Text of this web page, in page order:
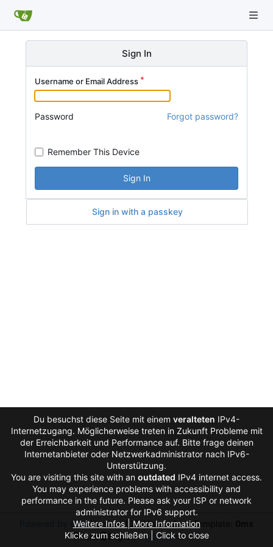
Sign In
Username or Email Address
Password Forgot password?
Remember This Device
Sign In
Sign in with a passkey
Powered by GiteaVersion: 1.27.0Page:2msTemplate:
Auto
English Licenses API
Du besuchst diese Seite mit einem veralteten IPv4-
Internetzugang. Möglicherweise treten in Zukunft Probleme mit
der Erreichbarkeit und Performance auf. Bitte frage deinen
Internetanbieter oder Netzwerkadministrator nach IPv6-
Unterstützung.
You are visiting this site with an outdated IPv4 internet access.
You may experience problems with accessibility and
performance in the future. Please ask your ISP or network
administrator for IPv6 support.
Weitere Infos | More Information
Klicke zum schließen | Click to close